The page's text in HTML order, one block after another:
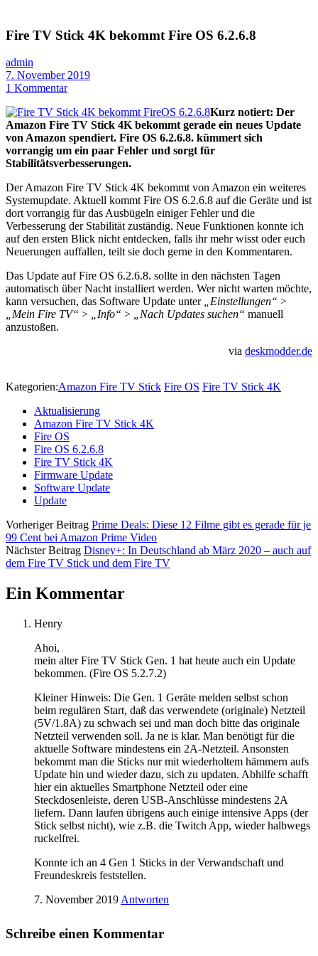
Fire TV Stick 4K bekommt Fire OS 6.2.6.8
admin
7. November 2019
1 Kommentar
Kurz notiert: Der
Amazon Fire TV Stick 4K bekommt gerade ein neues Update
von Amazon spendiert. Fire OS 6.2.6.8. kümmert sich
vorrangig um ein paar Fehler und sorgt für
Stabilitätsverbesserungen.
Der Amazon Fire TV Stick 4K bekommt von Amazon ein weiteres
Systemupdate. Aktuell kommt Fire OS 6.2.6.8 auf die Geräte und ist
dort vorrangig für das Ausbügeln einiger Fehler und die
Verbesserung der Stabilität zuständig. Neue Funktionen konnte ich
auf den ersten Blick nicht entdecken, falls ihr mehr wisst oder euch
Neuerungen auffallen, teilt sie doch gerne in den Kommentaren.
Das Update auf Fire OS 6.2.6.8. sollte in den nächsten Tagen
automatisch über Nacht installiert werden. Wer nicht warten möchte,
kann versuchen, das Software Update unter „Einstellungen“ >
„Mein Fire TV“ > „Info“ > „Nach Updates suchen“ manuell
anzustoßen.
via deskmodder.de
Kategorien:Amazon Fire TV Stick Fire OS Fire TV Stick 4K
Aktualisierung
Amazon Fire TV Stick 4K
Fire OS
Fire OS 6.2.6.8
Fire TV Stick 4K
Firmware Update
Software Update
Update
Vorheriger Beitrag Prime Deals: Diese 12 Filme gibt es gerade für je
99 Cent bei Amazon Prime Video
Nächster Beitrag Disney+: In Deutschland ab März 2020 – auch auf
dem Fire TV Stick und dem Fire TV
Ein Kommentar
Henry
Ahoi,
mein alter Fire TV Stick Gen. 1 hat heute auch ein Update
bekommen. (Fire OS 5.2.7.2)
Kleiner Hinweis: Die Gen. 1 Geräte melden selbst schon
beim regulären Start, daß das verwendete (originale) Netzteil
(5V/1.8A) zu schwach sei und man doch bitte das originale
Netzteil verwenden soll. Ja ne is klar. Man benötigt für die
aktuelle Software mindestens ein 2A-Netzteil. Ansonsten
bekommt man die Sticks nur mit wiederholtem hämmern aufs
Update hin und wieder dazu, sich zu updaten. Abhilfe schafft
hier ein aktuelles Smartphone Netzteil oder eine
Steckdosenleiste, deren USB-Anschlüsse mindestens 2A
liefern. Dann laufen übrigens auch einige intensive Apps (der
Stick selbst nicht), wie z.B. die Twitch App, wieder halbwegs
ruckelfrei.
Konnte ich an 4 Gen 1 Sticks in der Verwandschaft und
Freundeskreis feststellen.
7. November 2019 Antworten
Schreibe einen Kommentar